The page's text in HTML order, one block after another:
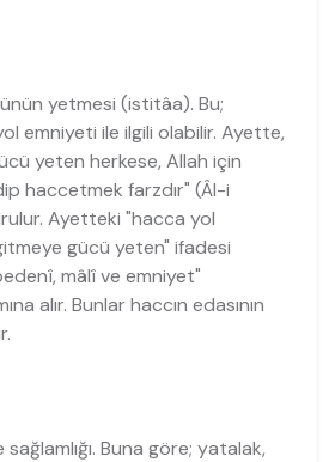
yetmesi (istitâa). Bu;
emniyeti ile ilgili olabilir. Ayette,
yeten herkese, Allah için
haccetmek farzdır" (Âl-i
Ayetteki "hacca yol
gücü yeten" ifadesi
mâlî ve emniyet"
alır. Bunlar haccın edasının
sağlamlığı. Buna göre; yatalak,